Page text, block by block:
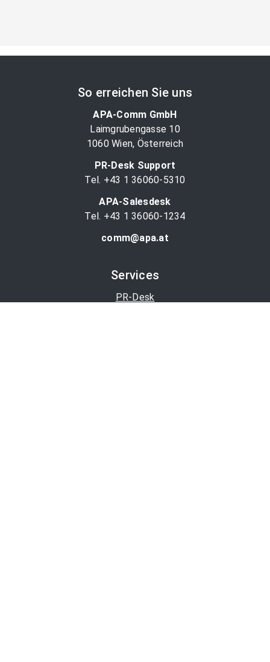
So erreichen Sie uns
APA-Comm GmbH
Laimgrubengasse 10
1060 Wien, Österreich
PR-Desk Support
Tel. +43 1 36060-5310
APA-Salesdesk
Tel. +43 1 36060-1234
comm@apa.at
Services
PR-Desk